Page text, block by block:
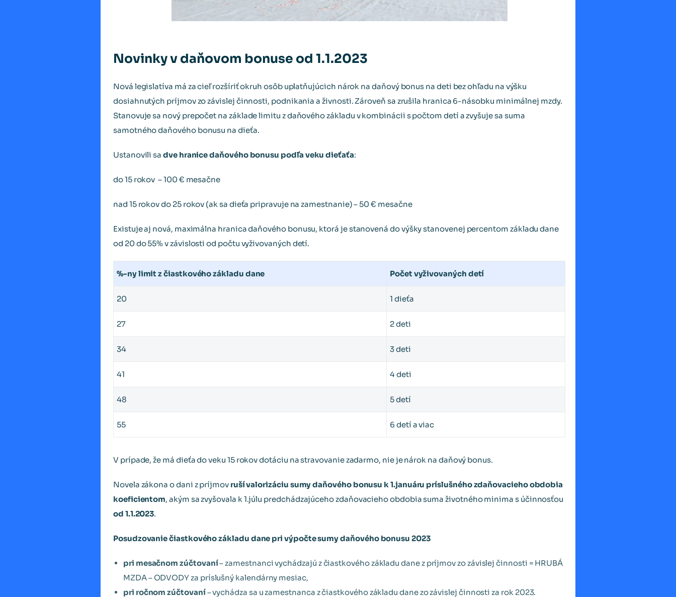
Novinky v daňovom bonuse od 1.1.2023
Nová legislatíva má za cieľ rozšíriť okruh osôb uplatňujúcich nárok na daňový bonus na deti bez ohľadu na výšku
dosiahnutých príjmov zo závislej činnosti, podnikania a živnosti. Zároveň sa zrušila hranica 6-násobku minimálnej mzdy.
Stanovuje sa nový prepočet na základe limitu z daňového základu v kombinácii s počtom detí a zvyšuje sa suma
samotného daňového bonusu na dieťa.
Ustanovili sadve hranice daňového bonusu podľa veku dieťaťa:
do 15 rokov – 100 € mesačne
nad 15 rokov do 25 rokov (ak sa dieťa pripravuje na zamestnanie) – 50 € mesačne
Existuje aj nová, maximálna hranica daňového bonusu, ktorá je stanovená do výšky stanovenej percentom základu dane
od 20 do 55% v závislosti od počtu vyživovaných detí.
%-ny limit z čiastkového základu dane Počet vyživovaných detí
20 1 dieťa
27 2 deti
34 3 deti
41 4 deti
48 5 detí
55 6 detí a viac
V prípade, že má dieťa do veku 15 rokov dotáciu na stravovanie zadarmo, nie je nárok na daňový bonus.
Novela zákona o dani z príjmov ruší valorizáciu sumy daňového bonusu k 1.januáru príslušného zdaňovacieho obdobia
koeficientom, akým sa zvyšovala k 1.júlu predchádzajúceho zdaňovacieho obdobia suma životného minima s účinnosťou
od 1.1.2023.
Posudzovanie čiastkového základu dane pri výpočte sumy daňového bonusu 2023
pri mesačnom zúčtovaní– zamestnanci vychádzajú z čiastkového základu dane z príjmov zo závislej činnosti = HRUBÁ
MZDA – ODVODY za príslušný kalendárny mesiac,
pri ročnom zúčtovaní– vychádza sa u zamestnanca z čiastkového základu dane zo závislej činnosti za rok 2023.